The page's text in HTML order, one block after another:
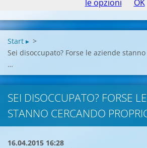
Start ▸ >
Sei disoccupato? Forse le aziende
…
SEI DISOCCUPATO? FORSE
STANNO CERCANDO
16.04.2015 16:28
le opzioni
OK